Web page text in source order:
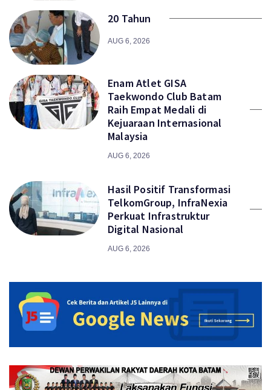
20 Tahun
AUG 6, 2026
Enam Atlet GISA
Taekwondo Club Batam
Raih Empat Medali di
Kejuaraan Internasional
Malaysia
AUG 6, 2026
Hasil Positif Transformasi
TelkomGroup, InfraNexia
Perkuat Infrastruktur
Digital Nasional
AUG 6, 2026